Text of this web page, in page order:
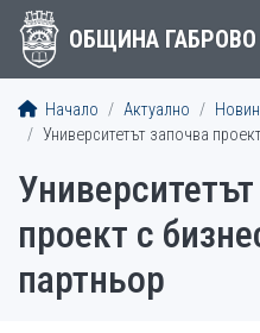
ОБЩИНА ГАБРОВО
Начало Актуално
Университетът започва
проект с
партньор